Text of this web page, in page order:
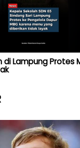
di Lampung Protes